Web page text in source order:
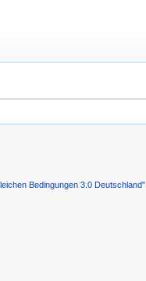
Bedingungen 3.0 Deutschland"